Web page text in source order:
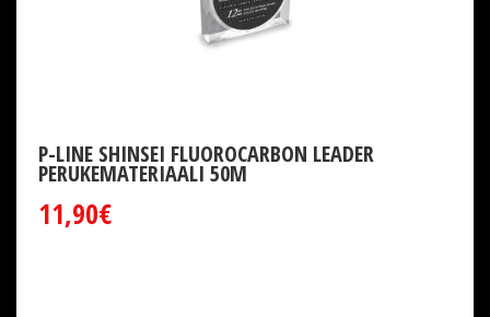
P-LINE SHINSEI FLUOROCARBON LEADER
PERUKEMATERIAALI 50M
11,90€